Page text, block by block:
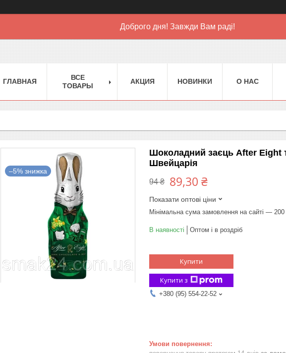
Доброго дня! Завжди Вам раді!
ГЛАВНАЯ
ВСЕ
ТОВАРЫ
АКЦИЯ НОВИНКИ О НАС
–5%
Шоколадний заєць After Eight
Швейцарія
94 ₴ 89,30 ₴
Показати оптові ціни
Мінімальна сума замовлення на сайті — 200
В наявності Оптом і в роздріб
Купити
Купити з
+380 (95) 554-22-52